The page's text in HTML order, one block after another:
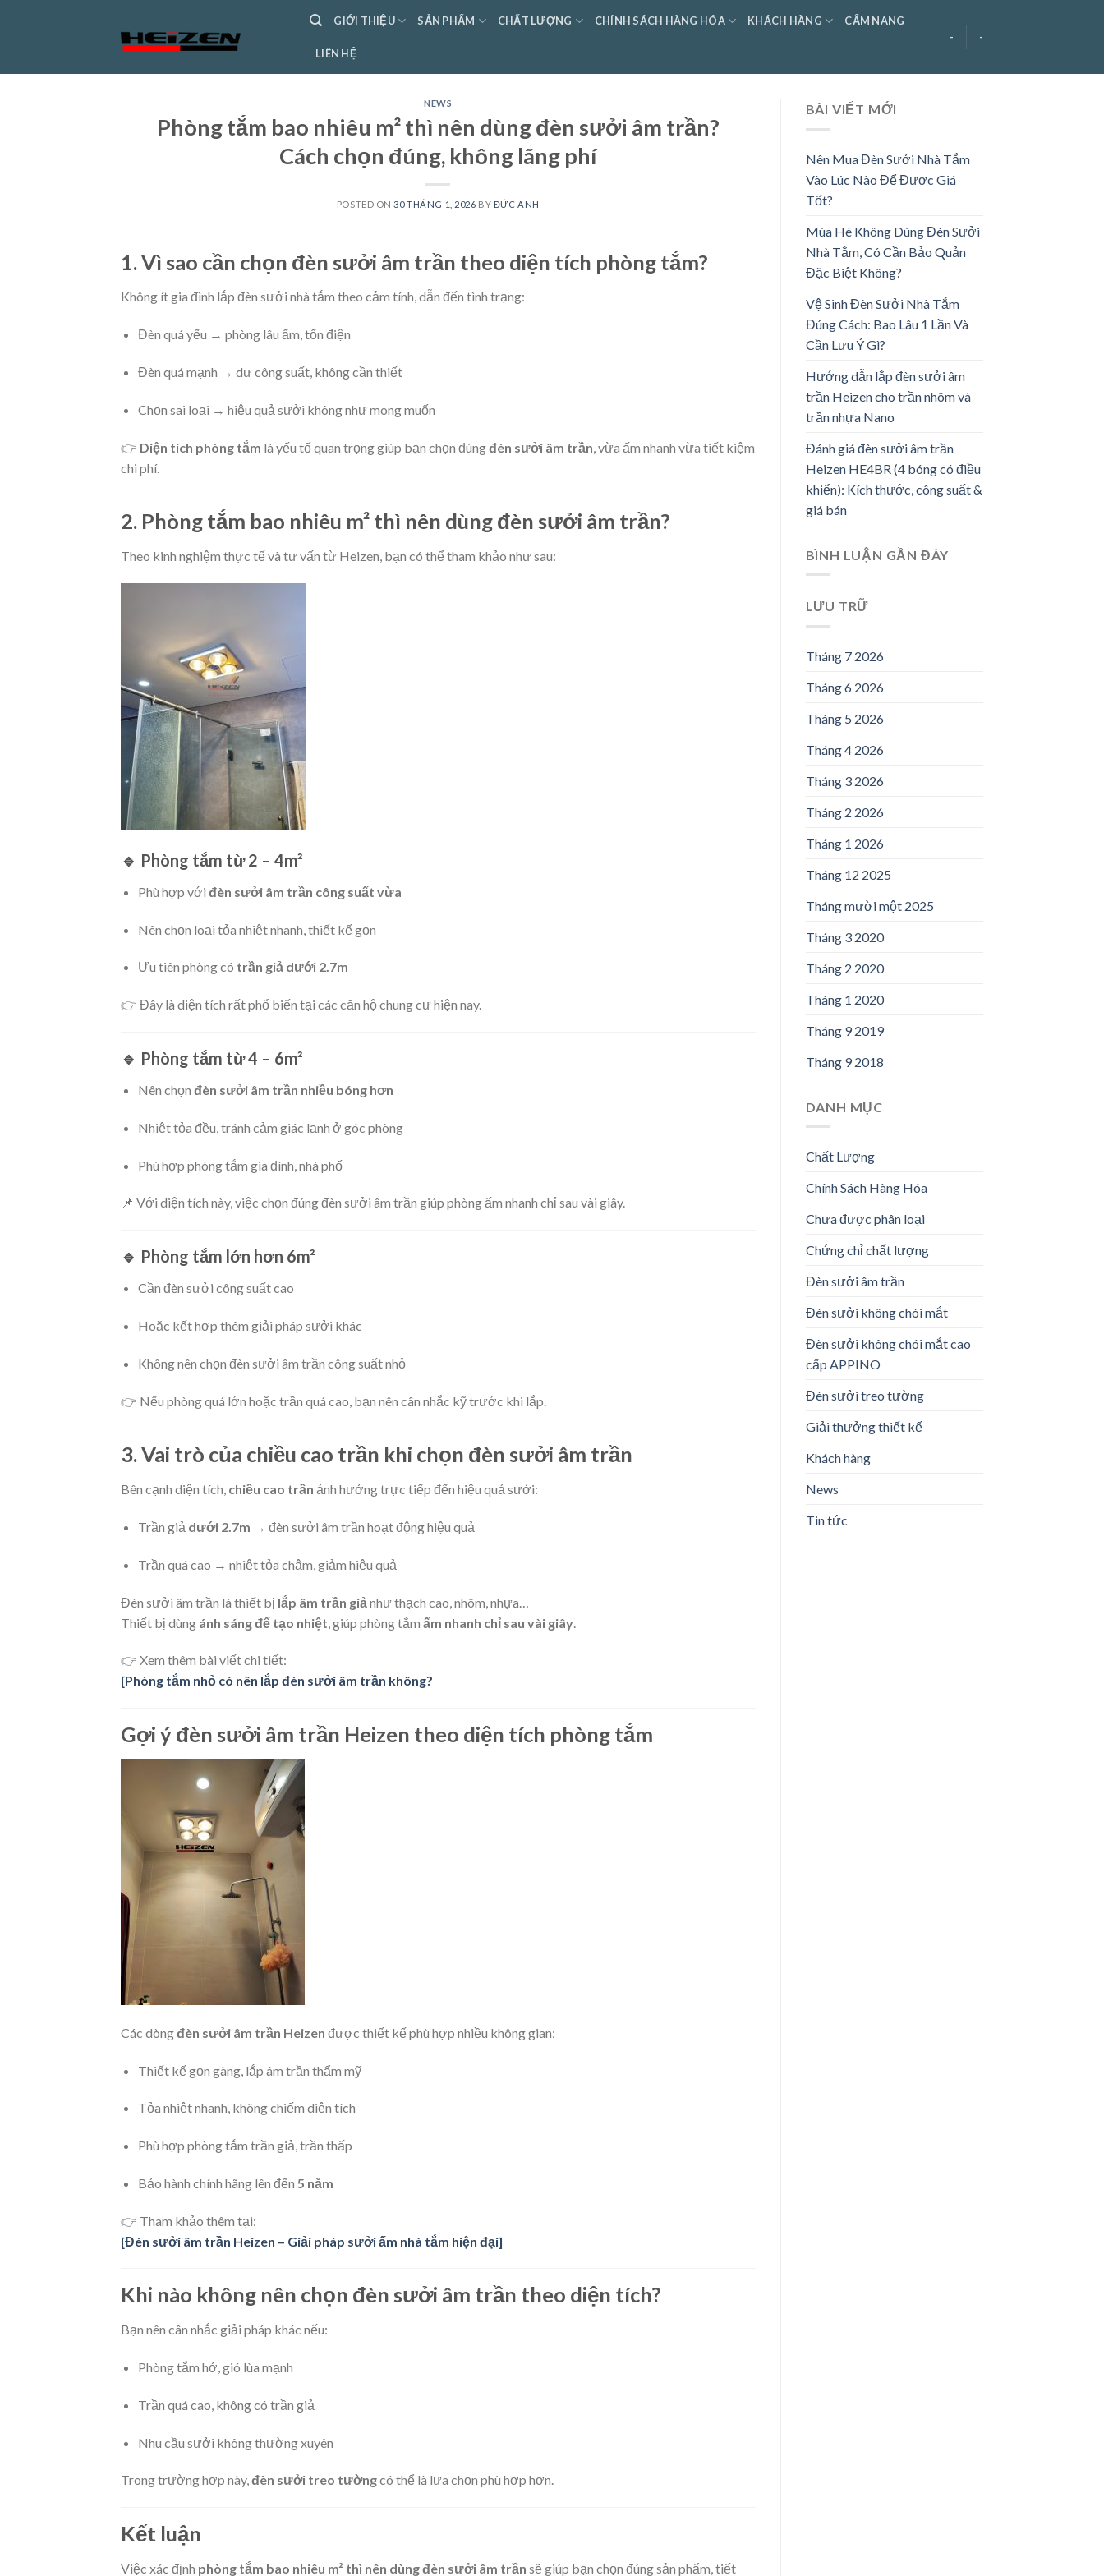
GIỚI THIỆU SẢN PHẨM CHẤT LƯỢNG CHÍNH SÁCH HÀNG HÓA KHÁCH HÀNG CẨM NANG
LIÊN HỆ
- -
NEWS
Phòng tắm bao nhiêu m² thì nên dùng đèn sưởi âm trần?
Cách chọn đúng, không lãng phí
POSTED ON30 THÁNG 1, 2026 BY ĐỨC ANH
1. Vì sao cần chọn đèn sưởi âm trần theo diện tích phòng tắm?
Không ít gia đình lắp đèn sưởi nhà tắm theo cảm tính, dẫn đến tình trạng:
Đèn quá yếu → phòng lâu ấm, tốn điện
Đèn quá mạnh → dư công suất, không cần thiết
Chọn sai loại → hiệu quả sưởi không như mong muốn
👉 Diện tích phòng tắm là yếu tố quan trọng giúp bạn chọn đúngđèn sưởi âm trần , vừa ấm nhanh vừa tiết kiệm
chi phí.
2. Phòng tắm bao nhiêu m² thì nên dùng đèn sưởi âm trần?
Theo kinh nghiệm thực tế và tư vấn từ Heizen, bạn có thể tham khảo như sau:
🔹 Phòng tắm từ 2 – 4m²
Phù hợp với đèn sưởi âm trần công suất vừa
Nên chọn loại tỏa nhiệt nhanh, thiết kế gọn
Ưu tiên phòng có trần giả dưới 2.7m
👉 Đây là diện tích rất phổ biến tại các căn hộ chung cư hiện nay.
🔹 Phòng tắm từ 4 – 6m²
Nên chọn đèn sưởi âm trần nhiều bóng hơn
Nhiệt tỏa đều, tránh cảm giác lạnh ở góc phòng
Phù hợp phòng tắm gia đình, nhà phố
📌 Với diện tích này, việc chọn đúng đèn sưởi âm trần giúp phòng ấm nhanh chỉ sau vài giây.
🔹 Phòng tắm lớn hơn 6m²
Cần đèn sưởi công suất cao
Hoặc kết hợp thêm giải pháp sưởi khác
Không nên chọn đèn sưởi âm trần công suất nhỏ
👉 Nếu phòng quá lớn hoặc trần quá cao, bạn nên cân nhắc kỹ trước khi lắp.
3. Vai trò của chiều cao trần khi chọn đèn sưởi âm trần
Bên cạnh diện tích, chiều cao trần ảnh hưởng trực tiếp đến hiệu quả sưởi:
Trần giả dưới 2.7m → đèn sưởi âm trần hoạt động hiệu quả
Trần quá cao → nhiệt tỏa chậm, giảm hiệu quả
Đèn sưởi âm trần là thiết bị lắp âm trần giả như thạch cao, nhôm, nhựa…
Thiết bị dùng ánh sáng để tạo nhiệt , giúp phòng tắm ấm nhanh chỉ sau vài giây
👉 Xem thêm bài viết chi tiết:
[Phòng tắm nhỏ có nên lắp đèn sưởi âm trần không?
Gợi ý đèn sưởi âm trần Heizen theo diện tích phòng tắm
Các dòngđèn sưởi âm trần Heizen được thiết kế phù hợp nhiều không gian:
Thiết kế gọn gàng, lắp âm trần thẩm mỹ
Tỏa nhiệt nhanh, không chiếm diện tích
Phù hợp phòng tắm trần giả, trần thấp
Bảo hành chính hãng lên đến 5 năm
👉 Tham khảo thêm tại:
[Đèn sưởi âm trần Heizen – Giải pháp sưởi ấm nhà tắm hiện đại]
Khi nào không nên chọn đèn sưởi âm trần theo diện tích?
Bạn nên cân nhắc giải pháp khác nếu:
Phòng tắm hở, gió lùa mạnh
Trần quá cao, không có trần giả
Nhu cầu sưởi không thường xuyên
Trong trường hợp này,đèn sưởi treo tườngcó thể là lựa chọn phù hợp hơn.
Kết luận
Việc xác định phòng tắm bao nhiêu m² thì nên dùng đèn sưởi âm trần sẽ giúp bạn chọn đúng sản phẩm, tiết
BÀI VIẾT MỚI
Nên Mua Đèn Sưởi Nhà Tắm
Vào Lúc Nào Để Được Giá
Tốt?
Mùa Hè Không Dùng Đèn Sưởi
Nhà Tắm, Có Cần Bảo Quản
Đặc Biệt Không?
Vệ Sinh Đèn Sưởi Nhà Tắm
Đúng Cách: Bao Lâu 1 Lần Và
Cần Lưu Ý Gì?
Hướng dẫn lắp đèn sưởi âm
trần Heizen cho trần nhôm và
trần nhựa Nano
Đánh giá đèn sưởi âm trần
Heizen HE4BR (4 bóng có điều
khiển): Kích thước, công suất &
giá bán
BÌNH LUẬN GẦN ĐÂY
LƯU TRỮ
Tháng 7 2026
Tháng 6 2026
Tháng 5 2026
Tháng 4 2026
Tháng 3 2026
Tháng 2 2026
Tháng 1 2026
Tháng 12 2025
Tháng mười một 2025
Tháng 3 2020
Tháng 2 2020
Tháng 1 2020
Tháng 9 2019
Tháng 9 2018
DANH MỤC
Chất Lượng
Chính Sách Hàng Hóa
Chưa được phân loại
Chứng chỉ chất lượng
Đèn sưởi âm trần
Đèn sưởi không chói mắt
Đèn sưởi không chói mắt cao
cấp APPINO
Đèn sưởi treo tường
Giải thưởng thiết kế
Khách hàng
News
Tin tức